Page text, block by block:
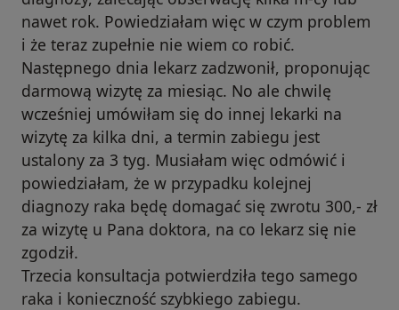
nawet rok. Powiedziałam więc w czym problem
i że teraz zupełnie nie wiem co robić.
Następnego dnia lekarz zadzwonił, proponując
darmową wizytę za miesiąc. No ale chwilę
wcześniej umówiłam się do innej lekarki na
wizytę za kilka dni, a termin zabiegu jest
ustalony za 3 tyg. Musiałam więc odmówić i
powiedziałam, że w przypadku kolejnej
diagnozy raka będę domagać się zwrotu 300,- zł
za wizytę u Pana doktora, na co lekarz się nie
zgodził.
Trzecia konsultacja potwierdziła tego samego
raka i konieczność szybkiego zabiegu.